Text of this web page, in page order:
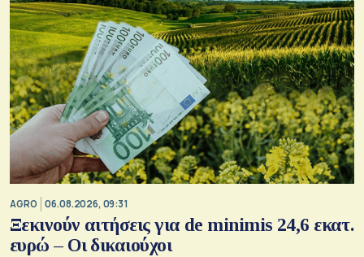
AGRO 06.08.2026, 09:31
Ξεκινούν αιτήσεις για de minimis 24,6 εκατ.
ευρώ – Οι δικαιούχοι